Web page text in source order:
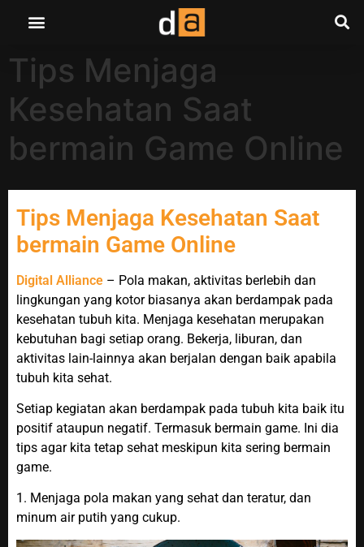
Tips Menjaga
Kesehatan Saat
bermain Game Online
Tips Menjaga Kesehatan Saat
bermain Game Online
Digital Alliance – Pola makan, aktivitas berlebih dan
lingkungan yang kotor biasanya akan berdampak pada
kesehatan tubuh kita. Menjaga kesehatan merupakan
kebutuhan bagi setiap orang. Bekerja, liburan, dan
aktivitas lain-lainnya akan berjalan dengan baik apabila
tubuh kita sehat.
Setiap kegiatan akan berdampak pada tubuh kita baik itu
positif ataupun negatif. Termasuk bermain game. Ini dia
tips agar kita tetap sehat meskipun kita sering bermain
game.
1. Menjaga pola makan yang sehat dan teratur, dan
minum air putih yang cukup.